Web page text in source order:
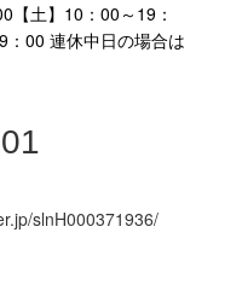
【土】10：00～19：
00 連休中日の場合は
slnH000371936/